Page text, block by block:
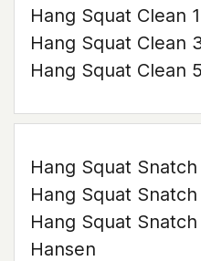
Hang Squat Clean
Hang Squat Clean
Hang Squat Clean
Hang Squat Snatch
Hang Squat Snatch
Hang Squat Snatch
Hansen